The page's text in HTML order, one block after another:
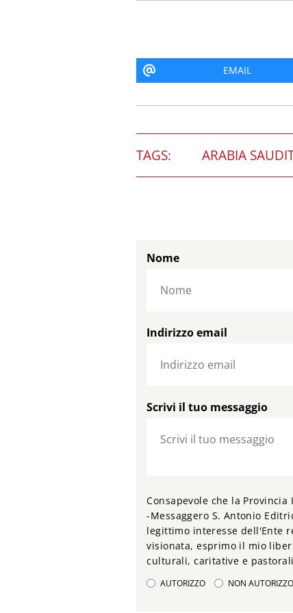
EMAIL
TAGS: ARABIA
Nome
Indirizzo email
Scrivi il tuo messaggio
Consapevole che la
-Messaggero S. Antonio
legittimo interesse dell'Ente
visionata, esprimo il mio
culturali, caritative e
AUTORIZZO NON AUTORIZZO